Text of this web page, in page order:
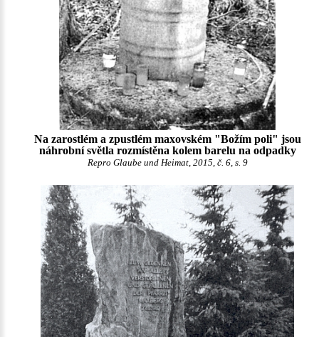
Na zarostlém a zpustlém maxovském "Božím poli" jsou
náhrobní světla rozmístěna kolem barelu na odpadky
Repro Glaube und Heimat, 2015, č. 6, s. 9